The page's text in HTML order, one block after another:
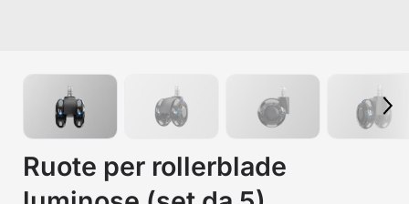
Ruote per rollerblade